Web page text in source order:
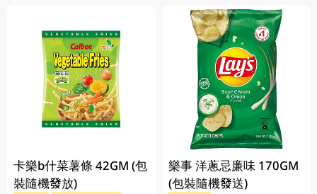
卡樂b什菜薯條 42GM (包
裝隨機發放)
樂事 洋蔥忌廉味 170GM
(包裝隨機發送)